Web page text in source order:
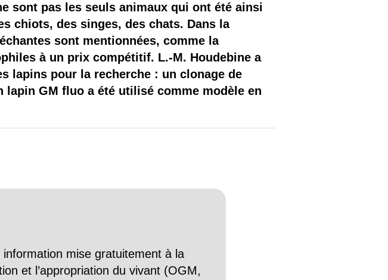
sont pas les seuls animaux qui ont été ainsi
chiots, des singes, des chats. Dans la
sont mentionnées, comme la
à un prix compétitif. L.-M. Houdebine a
lapins pour la recherche : un clonage de
lapin GM fluo a été utilisé comme modèle en
mise gratuitement à la
et l’appropriation du vivant (OGM,